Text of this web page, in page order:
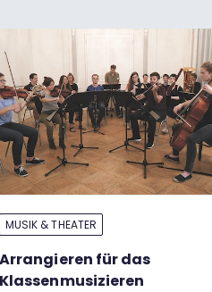
MUSIK & THEATER
Arrangieren für das
Klassenmusizieren